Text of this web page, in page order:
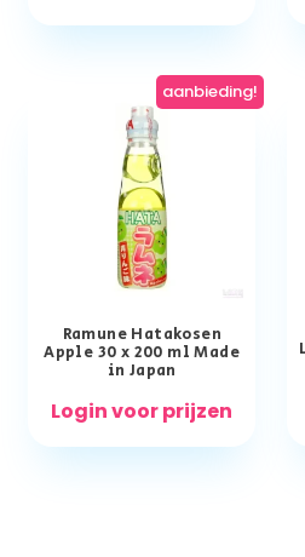
aanbieding!
Ramune Hatakosen
Apple 30 x 200 ml Made
in Japan
Login voor prijzen